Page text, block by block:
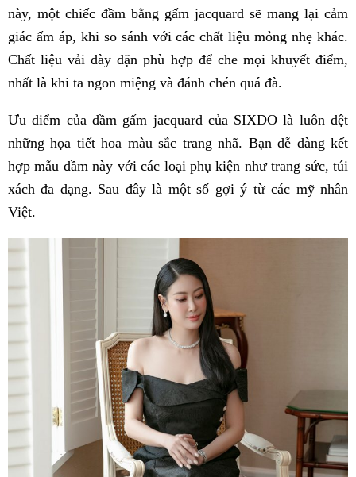
này, một chiếc đầm bằng gấm jacquard sẽ mang lại cảm
giác ấm áp, khi so sánh với các chất liệu mỏng nhẹ khác.
Chất liệu vải dày dặn phù hợp để che mọi khuyết điểm,
nhất là khi ta ngon miệng và đánh chén quá đà.
Ưu điểm của đầm gấm jacquard của SIXDO là luôn dệt
những họa tiết hoa màu sắc trang nhã. Bạn dễ dàng kết
hợp mẫu đầm này với các loại phụ kiện như trang sức, túi
xách đa dạng. Sau đây là một số gợi ý từ các mỹ nhân
Việt.